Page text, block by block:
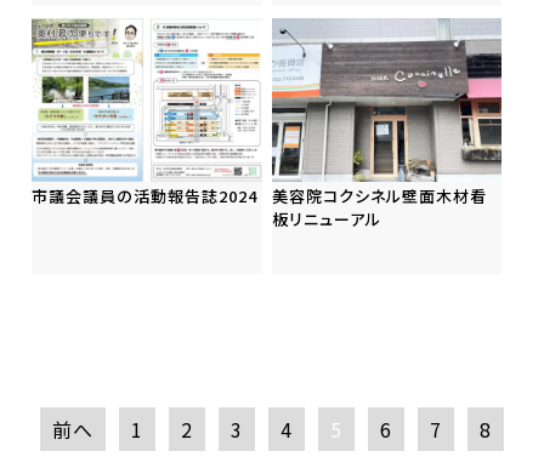
市議会議員の活動報告誌2024
美容院コクシネル壁面木材看
板リニューアル
前へ 1 2 3 4 5 6 7 8